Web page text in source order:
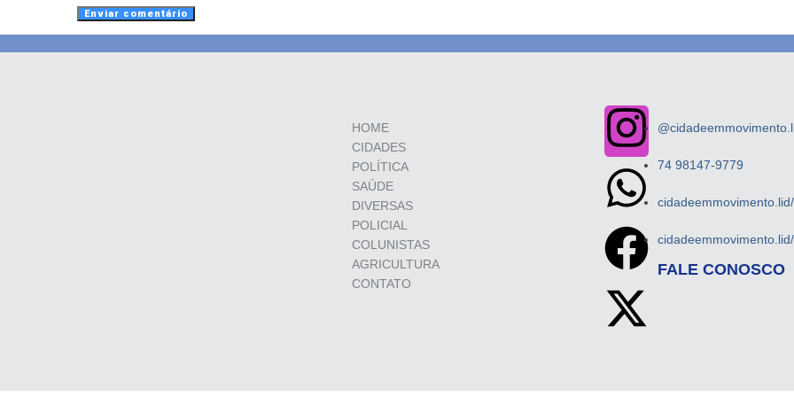
HOME
CIDADES
POLÍTICA
SAÚDE
DIVERSAS
POLICIAL
COLUNISTAS
AGRICULTURA
CONTATO
74 98147-9779
cidadeemmovimento.lid/
cidadeemmovimento.lid/
FALE CONOSCO